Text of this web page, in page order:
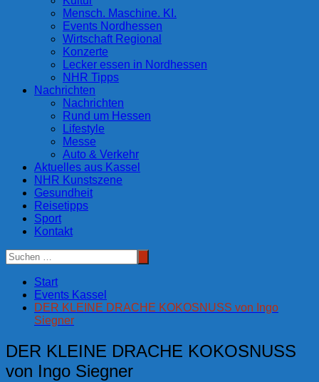
Mensch. Maschine. KI.
Events Nordhessen
Wirtschaft Regional
Konzerte
Lecker essen in Nordhessen
NHR Tipps
Nachrichten
Nachrichten
Rund um Hessen
Lifestyle
Messe
Auto & Verkehr
Aktuelles aus Kassel
NHR Kunstszene
Gesundheit
Reisetipps
Sport
Kontakt
Start
Events Kassel
DER KLEINE DRACHE KOKOSNUSS von Ingo
Siegner
DER KLEINE DRACHE KOKOSNUSS
von Ingo Siegner